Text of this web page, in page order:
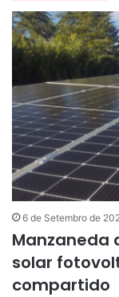
6 de Setembro de
Manzaneda
solar
compartido